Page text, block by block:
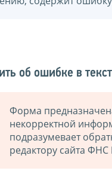
об ошибке в
Форма
некорректной
подразумевает
редактору сайта ФНС